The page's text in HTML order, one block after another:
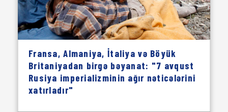
Fransa, Almaniya, İtaliya və Böyük
Britaniyadan birgə bəyanat: "7 avqust
Rusiya imperializminin ağır nəticələrini
xatırladır"